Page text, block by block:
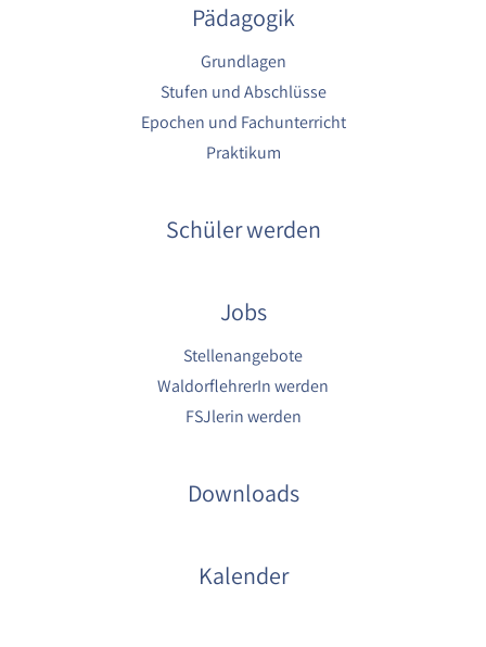
Pädagogik
Grundlagen
Stufen und Abschlüsse
Epochen und Fachunterricht
Praktikum
Schüler werden
Jobs
Stellenangebote
WaldorflehrerIn werden
FSJlerin werden
Downloads
Kalender